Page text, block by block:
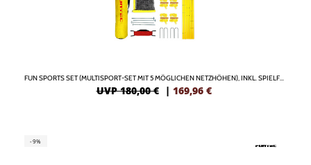
FUN SPORTS SET (MULTISPORT-SET MIT 5 MÖGLICHEN NETZHÖHEN), INKL. SPIELFELDMARKIERUNG
UVP 180,00 € | 169,96 €
-9%